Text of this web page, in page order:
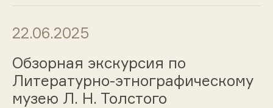
22.06.2025
Обзорная экскурсия по
Литературно-этнографическому
музею Л. Н. Толстого